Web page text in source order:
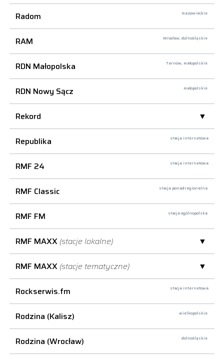
Radom mazowieckie
RAM Wrocław, dolnośląskie
RDN Małopolska Tarnów, małopolskie
RDN Nowy Sącz małopolskie
Rekord
Republika
stacja internetowa
RMF 24 stacja internetowa
RMF Classic stacja ponadregionalna
RMF FM stacja ogólnopolska
RMF MAXX (stacje lokalne)
RMF MAXX (stacje tematyczne)
Rockserwis.fm
stacja internetowa
Rodzina (Kalisz) wielkopolskie
Rodzina (Wrocław) dolnośląskie